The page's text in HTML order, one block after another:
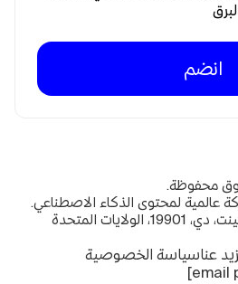
انضم
عالمية لمحتوى الذكاء الاصطناعي.
8 GREEN، STE A، دوفر، كينت، دي، 19901، الولايات المتحدة
عناسياسة الخصوصية